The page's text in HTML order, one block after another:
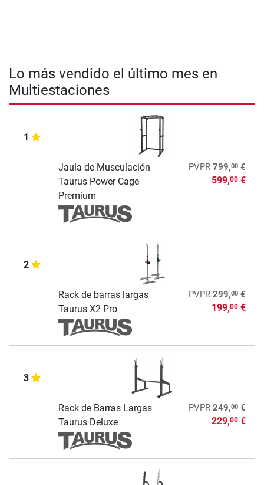
Lo más vendido el último mes en
Multiestaciones
1
Jaula de Musculación
Taurus Power Cage
Premium
PVPR 799,00€
599,00€
2
Rack de barras largas
Taurus X2 Pro
PVPR 299,00€
199,00€
3
Rack de Barras Largas
Taurus Deluxe
PVPR 249,00€
229,00€